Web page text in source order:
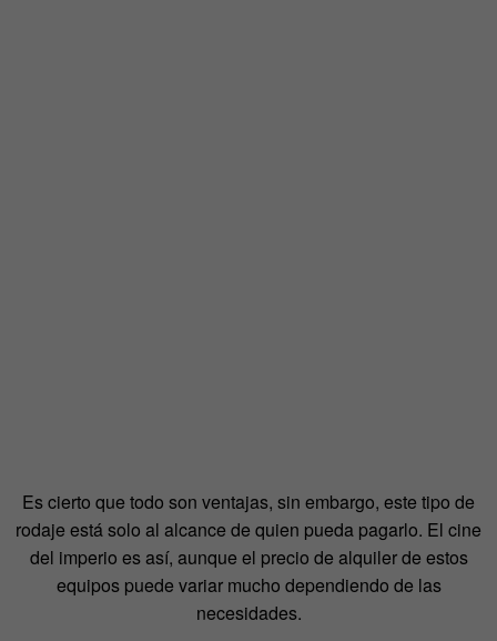
Es cierto que todo son ventajas, sin embargo, este tipo de
rodaje está solo al alcance de quien pueda pagarlo. El cine
del imperio es así, aunque el precio de alquiler de estos
equipos puede variar mucho dependiendo de las
necesidades.